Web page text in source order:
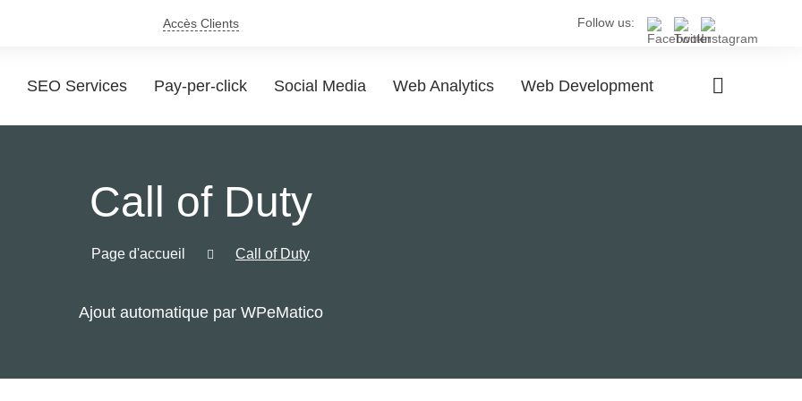
Accès Clients Follow us:
SEO Services Pay-per-click Social Media Web Analytics Web Development
Call of Duty
Page d'accueil Call of Duty
Ajout automatique par WPeMatico